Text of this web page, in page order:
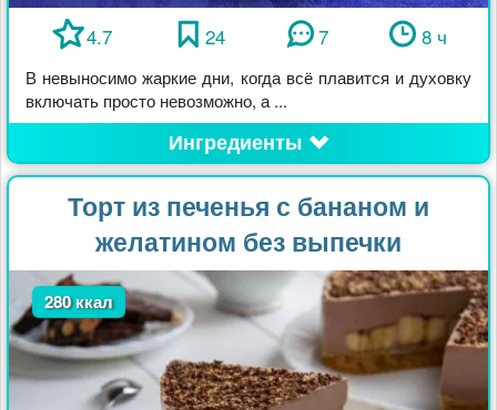
4.7 24 7 8 ч
В невыносимо жаркие дни, когда всё плавится и духовку
включать просто невозможно, а ...
Ингредиенты
Торт из печенья с бананом и
желатином без выпечки
280 ккал